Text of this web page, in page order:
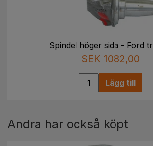
Spindel höger sida - Ford
SEK 1082,00
Lägg till
Andra har också köpt